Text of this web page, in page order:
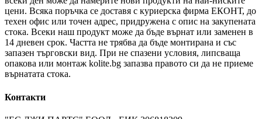
цени. Всяка поръчка се доставя с куриерска фирма ЕКОНТ, до
техен офис или точен адрес, придружена с опис на закупената
стока. Всеки наш продукт може да бъде върнат или заменен в
14 дневен срок. Частта не трябва да бъде монтирана и със
запазен търговски вид. При не спазени условия, липсваща
опакова или монтаж kolite.bg запазва правото си да не приеме
върнатата стока.
Контакти